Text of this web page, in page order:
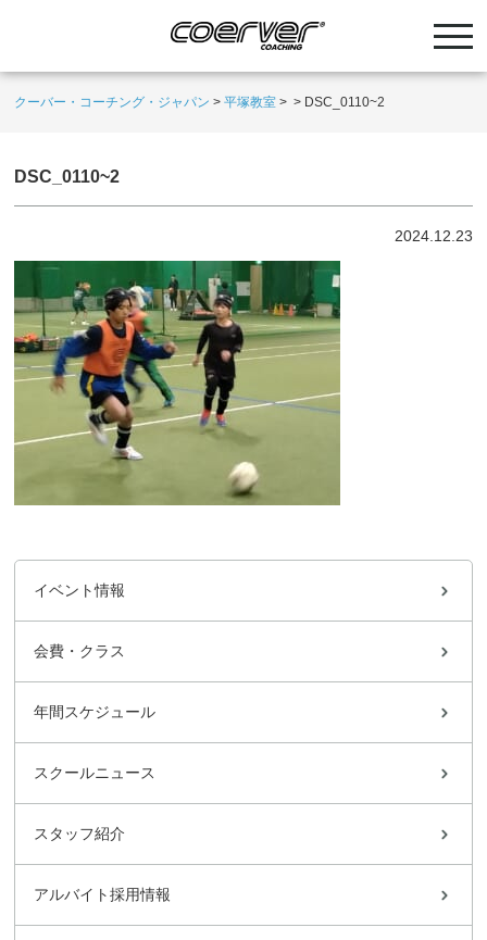
クーバー・コーチング・ジャパン >平塚教室 > > DSC_0110~2
DSC_0110~2
2024.12.23
イベント情報
会費・クラス
年間スケジュール
スクールニュース
スタッフ紹介
アルバイト採用情報